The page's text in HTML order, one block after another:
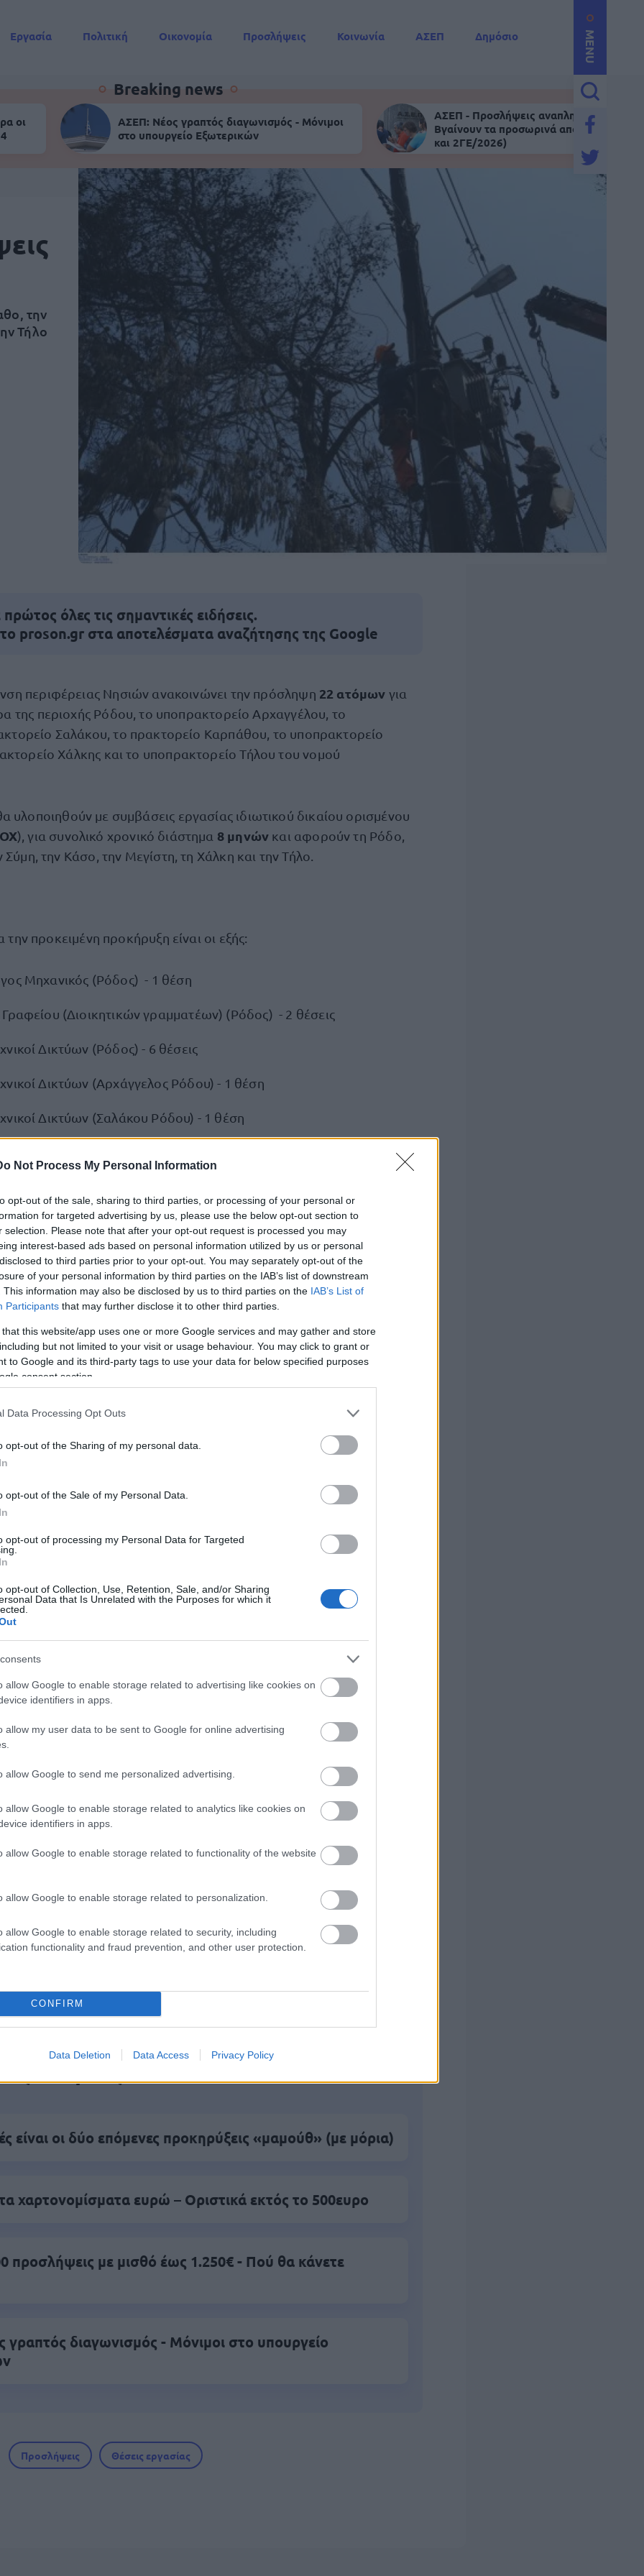
Not Process My Personal Information
opt-out of the sale, sharing to third parties, or processing of your personal or
for targeted advertising by us, please use the below opt-out section to
selection. Please note that after your opt-out request is processed you may
interest-based ads based on personal information utilized by us or personal
to third parties prior to your opt-out. You may separately opt-out of the
of your personal information by third parties on the IAB’s list of downstream
This information may also be disclosed by us to third parties on the IAB’s List of
Participants that may further disclose it to other third parties.
that this website/app uses one or more Google services and may gather and store
but not limited to your visit or usage behaviour. You may click to grant or
to Google and its third-party tags to use your data for below specified purposes
consent section.
Data Processing Opt Outs
opt-out of the Sharing of my personal data.
opt-out of the Sale of my Personal Data.
opt-out of processing my Personal Data for Targeted
opt-out of Collection, Use, Retention, Sale, and/or Sharing
Data that Is Unrelated with the Purposes for which it
allow Google to enable storage related to advertising like cookies on
identifiers in apps.
allow my user data to be sent to Google for online advertising
allow Google to send me personalized advertising.
allow Google to enable storage related to analytics like cookies on
identifiers in apps.
allow Google to enable storage related to functionality of the website
allow Google to enable storage related to personalization.
allow Google to enable storage related to security, including
functionality and fraud prevention, and other user protection.
CONFIRM
Data Deletion Data Access Privacy Policy
MENU
Εργασία Πολιτική Οικονομία Προσλήψεις Κοινωνία ΑΣΕΠ
Δημόσιο
Breaking news
οι
ΑΣΕΠ: Νέος γραπτός διαγωνισμός - Μόνιμοι
στο υπουργείο Εξωτερικών
ΑΣΕΠ - Προσλήψεις αναπληρωτών:
Βγαίνουν τα προσωρινά αποτελέσματα
και 2ΓΕ/2026)
την
Τήλο
όλες τις σημαντικές ειδήσεις.
proson.gr στα αποτελέσματα αναζήτησης της Google
περιφέρειας Νησιών ανακοινώνει την πρόσληψη 22 ατόμων για
της περιοχής Ρόδου, το υποπρακτορείο Αρχαγγέλου, το
Σαλάκου, το πρακτορείο Καρπάθου, το υποπρακτορείο
Χάλκης και το υποπρακτορείο Τήλου του νομού
υλοποιηθούν με συμβάσεις εργασίας ιδιωτικού δικαίου ορισμένου
), για συνολικό χρονικό διάστημα 8 μηνών και αφορούν τη Ρόδο,
την Κάσο, την Μεγίστη, τη Χάλκη και την Τήλο.
την προκειμένη προκήρυξη είναι οι εξής:
Μηχανικός (Ρόδος) - 1 θέση
(Διοικητικών γραμματέων) (Ρόδος) - 2 θέσεις
Δικτύων (Ρόδος) - 6 θέσεις
Δικτύων (Αρχάγγελος Ρόδου) - 1 θέση
Δικτύων (Σαλάκου Ρόδου) - 1 θέση
Δικτύων (Κάρπαθος) - 4 θέσεις
Δικτύων (Κάσος) - 1 θέση
Δικτύων (Σύμη) - 1 θέση
Δικτύων (Μεγίστη) - 1 θέση
Δικτύων (Χάλκη) - 1 θέση
Α.Ε.) και να την υποβάλουν, είτε ταχυδρομικά με συστημένη
της υπηρεσίας στην ακόλουθη διεύθυνση:
ΑΥΣΤΡΑΛΙΑΣ 108, Τ.Κ. 85100, ΡΟΔΟΣ, απευθύνοντας την υπόψη κ.
(τηλ. επικοινωνίας: 22410- 44499, 22410 44462).
υποβολής αιτήσεων είναι η30η Σεπτεμβρίου 2022.
490.06 KB - PDF
Αγγλικών σε μόνο 2 ημέρες στα χέρια σας
η πιο Εύκολη Πιστοποίηση Υπολογιστών σε 2
είναι οι δύο επόμενες προκηρύξεις «μαμούθ» (με μόρια)
χαρτονομίσματα ευρώ – Οριστικά εκτός το 500ευρο
προσλήψεις με μισθό έως 1.250€ - Πού θα κάνετε
διαγωνισμός - Μόνιμοι στο υπουργείο
Προσλήψεις Θέσεις εργασίας